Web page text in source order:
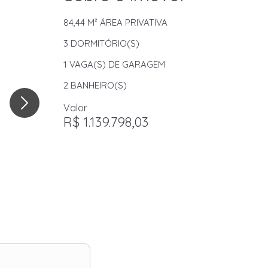
84,44 M² ÁREA PRIVATIVA
3 DORMITÓRIO(S)
1 VAGA(S) DE GARAGEM
2 BANHEIRO(S)
Valor
R$ 1.139.798,03